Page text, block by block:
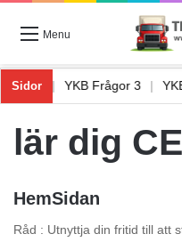
Menu
Sidor
2 YKB Frågor 3
lär dig
HemSidan
Råd : Utnyttja din fritid till att